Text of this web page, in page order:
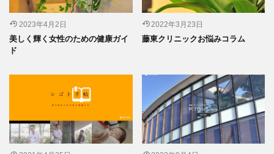
2023年4月2日
美しく輝く女性のための健康ガイ
ド
2022年3月23日
藤東クリニックお悩みコラム